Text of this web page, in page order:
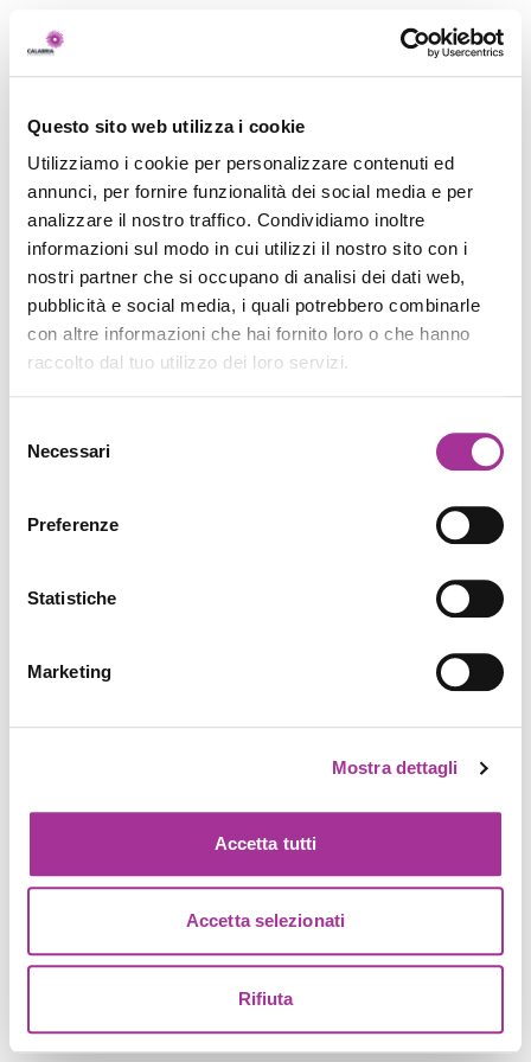
Questo sito web utilizza i cookie
Utilizziamo i cookie per personalizzare contenuti ed
annunci, per fornire funzionalità dei social media e per
analizzare il nostro traffico. Condividiamo inoltre
informazioni sul modo in cui utilizzi il nostro sito con i
nostri partner che si occupano di analisi dei dati web,
pubblicità e social media, i quali potrebbero combinarle
con altre informazioni che hai fornito loro o che hanno
raccolto dal tuo utilizzo dei loro servizi.
delNecessari
Preferenze
Statistiche
Marketing
Mostra dettagli
Accetta tutti
Accetta selezionati
Rifiuta